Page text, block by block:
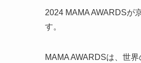
2024 MAMA AWARDSが
す。
MAMA AWARDSは、世